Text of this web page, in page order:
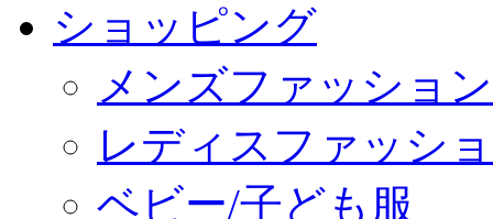
ショッピング
メンズファッション
レディスファッシ
ベビー/子ども服